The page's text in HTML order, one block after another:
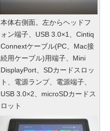
本体右側面。左からヘッドフ
ォン端子、USB 3.0×1、Cintiq
Connextケーブル(PC、Mac接
続用ケーブル)用端子、Mini
DisplayPort、SDカードスロッ
ト、電源ランプ、電源端子、
USB 3.0×2、microSDカードス
ロット